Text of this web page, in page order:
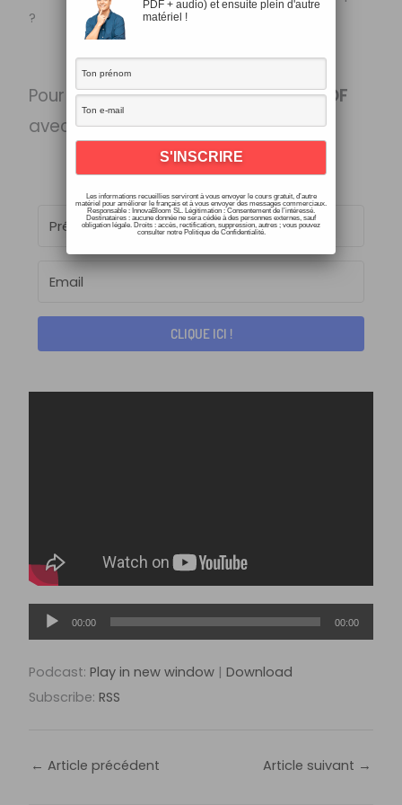
?
Pour obtenir gratuitement lafiche PDF
avec l’articleet latranscription:
CLIQUE ICI !
Lecteur
audio
00:00 00:00
Podcast:Play in new window |Download
Subscribe:RSS
← Article précédent Article suivant →
PDF + audio) et ensuite plein d'autre
matériel !
Les informations recueillies serviront à vous envoyer le cours gratuit, d’autre
matériel pour améliorer le français et à vous envoyer des messages commerciaux.
Responsable : InnovaBloom SL. Légitimation : Consentement de l’intéressé.
Destinataires : aucune donnée ne sera cédée à des personnes externes, sauf
obligation légale. Droits : accès, rectification, suppression, autres ; vous pouvez
consulter notre Politique de Confidentialité.